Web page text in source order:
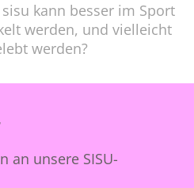
kann besser im Sport
werden, und vielleicht
werden?
an unsere SISU-